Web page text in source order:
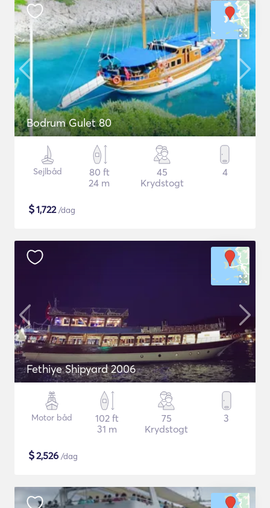
Bodrum Gulet 80
Sejlbåd
80 ft
24 m
45
Krydstogt
4
$1,722/dag
Fethiye Shipyard 2006
Motor båd
102 ft
31 m
75
Krydstogt
3
$2,526 /dag